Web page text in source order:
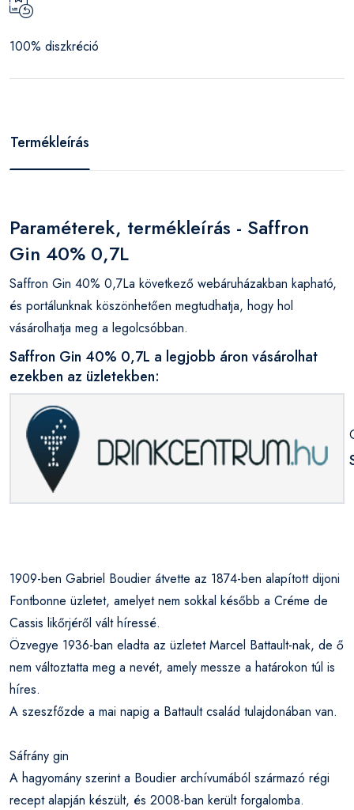
100% diszkréció
Termékleírás
Paraméterek, termékleírás - Saffron
Gin 40% 0,7L
Saffron Gin 40% 0,7La következő webáruházakban kapható,
és portálunknak köszönhetően megtudhatja, hogy hol
vásárolhatja meg a legolcsóbban.
Saffron Gin 40% 0,7L a legjobb áron vásárolhat
ezekben az üzletekben:
1909-ben Gabriel Boudier átvette az 1874-ben alapított dijoni
Fontbonne üzletet, amelyet nem sokkal később a Créme de
Cassis likőrjéről vált híressé.
Özvegye 1936-ban eladta az üzletet Marcel Battault-nak, de ő
nem változtatta meg a nevét, amely messze a határokon túl is
híres.
A szeszfőzde a mai napig a Battault család tulajdonában van.
Sáfrány gin
A hagyomány szerint a Boudier archívumából származó régi
recept alapján készült, és 2008-ban került forgalomba.